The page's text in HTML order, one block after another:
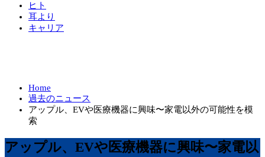
ヒト
耳より
キャリア
Home
過去のニュース
アップル、EVや医療機器に興味〜家電以外の可能性を模
索
アップル、EVや医療機器に興味〜家電以